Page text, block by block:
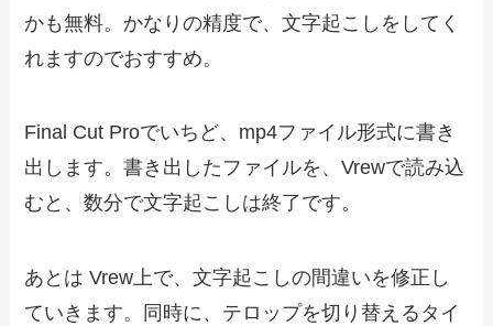
かも無料。かなりの精度で、文字起こしをしてく
れますのでおすすめ。
Final Cut Proでいちど、mp4ファイル形式に書き
出します。書き出したファイルを、Vrewで読み込
むと、数分で文字起こしは終了です。
あとは Vrew上で、文字起こしの間違いを修正し
ていきます。同時に、テロップを切り替えるタイ